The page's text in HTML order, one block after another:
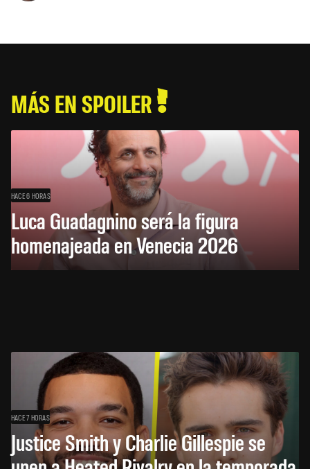
MÁS EN SPOILER
HACE 6 HORAS
Luca Guadagnino será la figura
homenajeada en Venecia 2026
HACE 7 HORAS
Justice Smith y Charlie Gillespie se